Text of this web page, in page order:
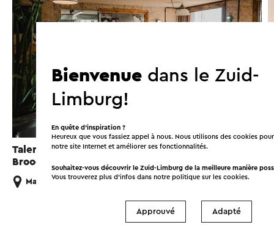
Talentino de Greune Luiper Stadstaverne &
Brooderie
Maastricht
Bienvenuedans le Zuid-
Limburg!
En quête d’inspiration ?
Heureux que vous fassiez appel à nous. Nous utilisons des cookies
notre site Internet et améliorer ses fonctionnalités.
Souhaitez-vous découvrir le Zuid-Limburg de la meilleure manière
Vous trouverez plus d’infos dans notre politique sur les cookies.
Approuvé Adapté